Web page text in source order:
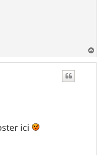
a
ici